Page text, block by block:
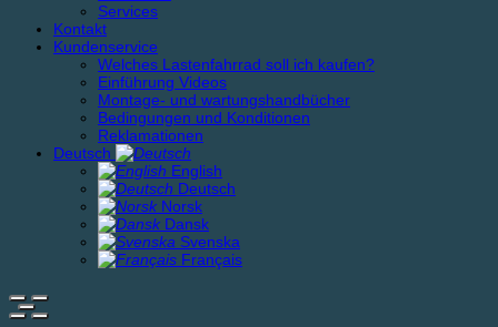
Services
Kontakt
Kundenservice
Welches Lastenfahrrad soll ich kaufen?
Einführung Videos
Montage- und wartungshandbücher
Bedingungen und Konditionen
Reklamationen
Deutsch
English
Deutsch
Norsk
Dansk
Svenska
Français